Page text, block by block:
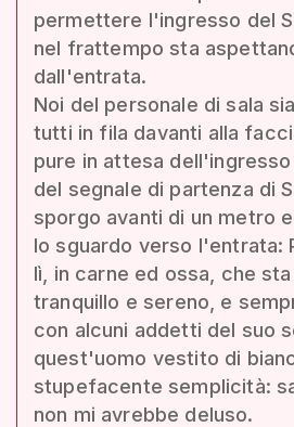
permettere l'ingresso del
nel frattempo sta
dall'entrata.
Noi del personale di sala
tutti in fila davanti alla
pure in attesa
del segnale di partenza di
sporgo avanti di un metro
lo sguardo verso l'entrata:
lì, in carne ed ossa, che
tranquillo e sereno, e
con alcuni addetti del suo
quest'uomo vestito di
stupefacente semplicità:
non mi avrebbe deluso.